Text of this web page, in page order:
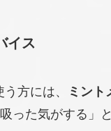
イス
方には、
ミント
った気がする」